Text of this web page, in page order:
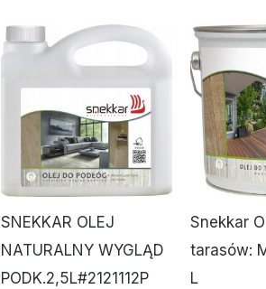
SNEKKAR OLEJ
NATURALNY WYGLĄD
PODK.2,5L#2121112P
Snekkar
tarasów:
L